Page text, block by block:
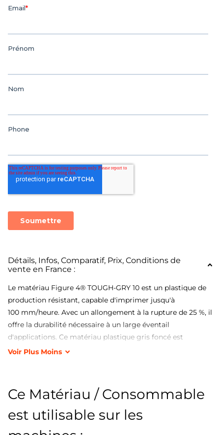
Détails, Infos, Comparatif, Prix, Conditions de
vente en France :
Le matériau Figure 4® TOUGH-GRY 10 est un plastique de
production résistant, capable d'imprimer jusqu'à
100 mm/heure. Avec un allongement à la rupture de 25 %, il
offre la durabilité nécessaire à un large éventail
d'applications. Ce matériau plastique gris foncé est
extrêmement stable, même dans des conditions de forte
Applications :
Voir Plus Moins
Ce Matériau / Consommable
est utilisable sur les